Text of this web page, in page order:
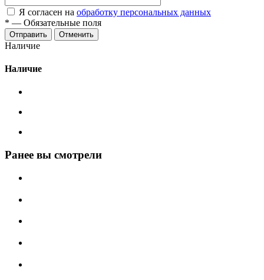
Я согласен на обработку персональных данных
* — Обязательные поля
Отменить
Наличие
Наличие
Ранее вы смотрели